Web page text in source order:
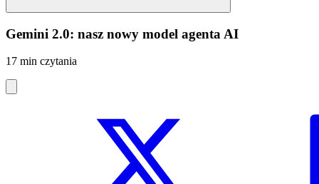
Gemini 2.0: nasz nowy model agenta AI
17 min czytania